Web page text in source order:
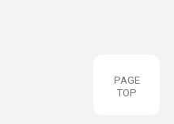
PAGE
TOP